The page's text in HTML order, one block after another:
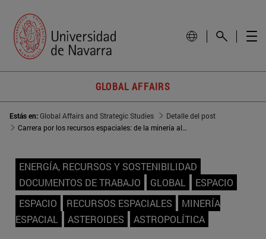
GLOBAL AFFAIRS
Estás en:Global Affairs and Strategic Studies
Detalle del post
Carrera por los recursos espaciales: de la minería al control de rutas
ENERGÍA, RECURSOS Y SOSTENIBILIDAD
DOCUMENTOS DE TRABAJO
GLOBAL
ESPACIO
ESPACIO
RECURSOS ESPACIALES
MINERÍA
ESPACIAL
ASTEROIDES ASTROPOLÍTICA